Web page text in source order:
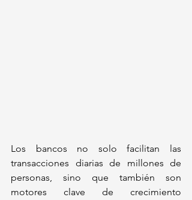
Los bancos no solo facilitan las
transacciones diarias de millones de
personas, sino que también son
motores clave de crecimiento